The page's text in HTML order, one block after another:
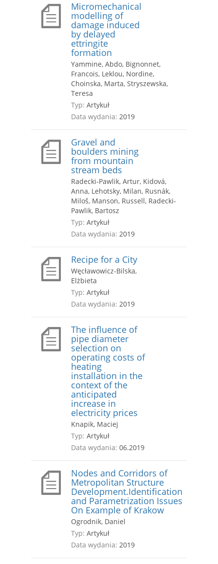
Micromechanical
modelling of
damage induced
by delayed
ettringite
formation
Yammine, Abdo, Bignonnet,
Francois, Leklou, Nordine,
Choinska, Marta, Stryszewska,
Teresa
Typ: Artykuł
Data wydania: 2019
Gravel and
boulders mining
from mountain
stream beds
Radecki-Pawlik, Artur, Kidová,
Anna, Lehotsky, Milan, Rusnák,
Miloš, Manson, Russell, Radecki-
Pawlik, Bartosz
Typ: Artykuł
Data wydania: 2019
Recipe for a City
Węcławowicz-Bilska,
Elżbieta
Typ: Artykuł
Data wydania: 2019
The influence of
pipe diameter
selection on
operating costs of
heating
installation in the
context of the
anticipated
increase in
electricity prices
Knapik, Maciej
Typ: Artykuł
Data wydania: 06.2019
Nodes and Corridors of
Metropolitan Structure
Development.Identification
and Parametrization Issues
On Example of Krakow
Ogrodnik, Daniel
Typ: Artykuł
Data wydania: 2019